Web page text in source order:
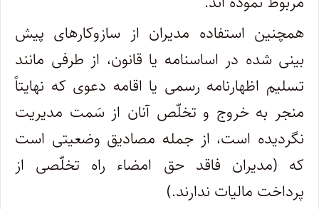
همچنین استفاده مدیران از سازوکارهای پیش
بینی شده در اساسنامه یا قانون، از طرفی مانند
تسلیم اظهارنامه رسمی یا اقامه دعوی که نهایتاً
منجر به خروج و تخلّص آنان از سَمت مدیریت
نگردیده است، از جمله مصادیق وضعیتی است
که (مدیران فاقد حق امضاء راه تخلّصی از
پرداخت مالیات ندارند.)